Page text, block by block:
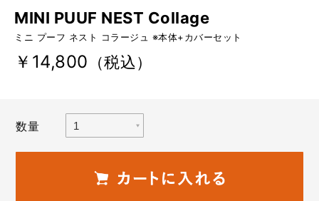
MINI PUUF NEST Collage
ミニ プーフ ネスト コラージュ ※本体+カバーセット
￥14,800 （税込）
数量